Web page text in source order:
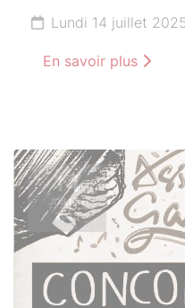
Lundi 14 juillet
En savoir plus
14
JUILLET
2025